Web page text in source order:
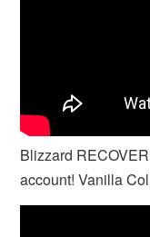
Blizzard
account! Vanilla